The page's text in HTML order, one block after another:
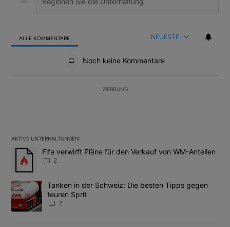
ALLE KOMMENTARE NEUESTE
Noch keine Kommentare
WERBUNG
AKTIVE UNTERHALTUNGEN
Das Folgende ist eine Liste der am meisten kommentierten
Ein Trendartikel mit dem Titel "Fifa verwirft Pläne für den
Fifa verwirft Pläne für den Verkauf von WM-Anteilen
2
Ein Trendartikel mit dem Titel "Tanken in der Schweiz: Die
Tanken in der Schweiz: Die besten Tipps gegen
teuren Sprit
2